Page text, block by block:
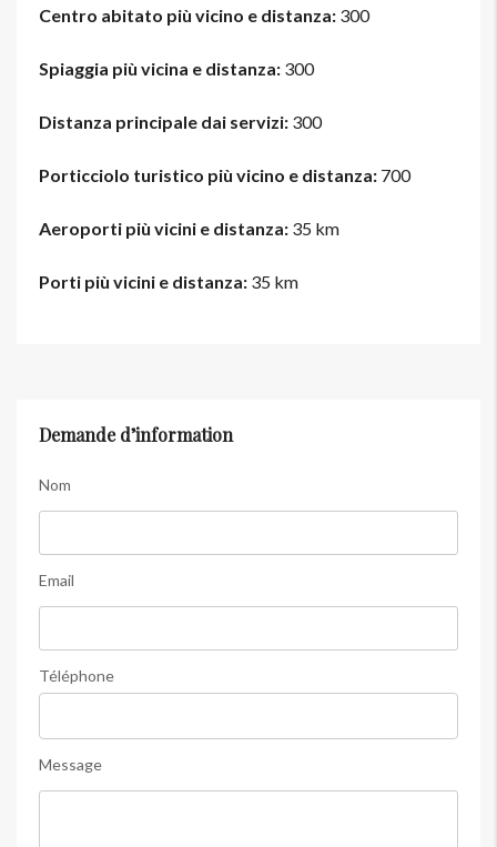
Centro abitato più vicino e distanza: 300
Spiaggia più vicina e distanza: 300
Distanza principale dai servizi: 300
Porticciolo turistico più vicino e distanza: 700
Aeroporti più vicini e distanza: 35 km
Porti più vicini e distanza: 35 km
Demande d’information
Nom
Email
Téléphone
Message